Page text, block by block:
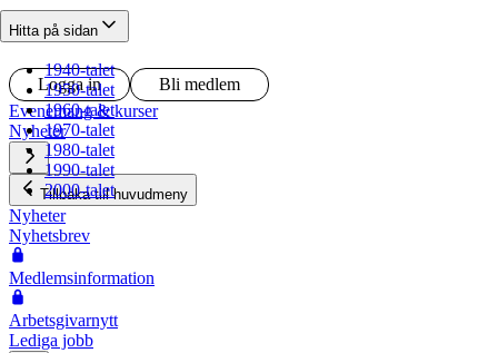
Logga in
Bli medlem
Evenemang & kurser
Nyheter
Tillbaka till huvudmeny
Nyheter
Nyhetsbrev
Medlemsinformation
Arbetsgivarnytt
Lediga jobb
Hitta på sidan
1940-talet
1950-talet
1960-talet
1970-talet
1980-talet
1990-talet
2000-talet